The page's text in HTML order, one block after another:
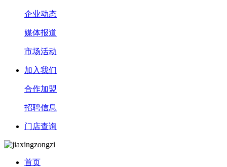
企业动态
媒体报道
市场活动
加入我们
合作加盟
招聘信息
门店查询
首页